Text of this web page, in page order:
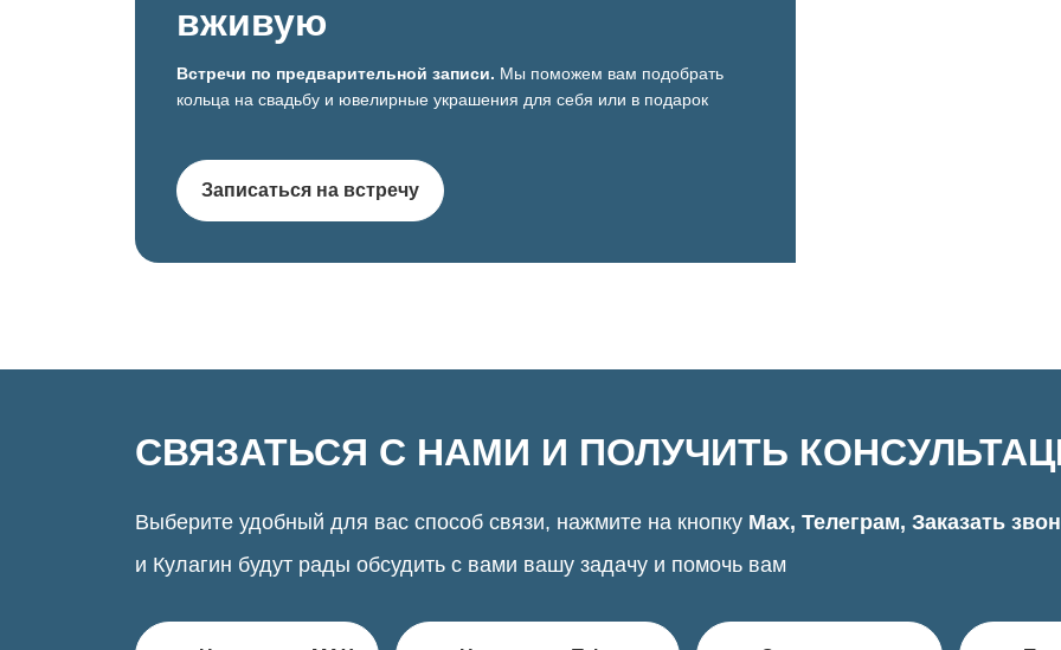
вживую
Встречи по предварительной записи. Мы поможем вам подобрать
кольца на свадьбу и ювелирные украшения для себя или в подарок
Записаться на встречу
СВЯЗАТЬСЯ С НАМИ И ПОЛУЧИТЬ
Выберите удобный для вас способ связи, нажмите на кнопку Max, Телеграм, Заказать
и Кулагин будут рады обсудить с вами вашу задачу и помочь вам